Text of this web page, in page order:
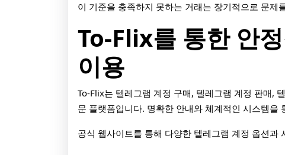
이 기준을 충족하지 못하는 거래는 장기적으로 문제
To-Flix를 통한 안
이용
To-Flix는 텔레그램 계정 구매, 텔레그램 계정 판매,
문 플랫폼입니다. 명확한 안내와 체계적인 시스템
공식 웹사이트를 통해 다양한 텔레그램 계정 옵션과